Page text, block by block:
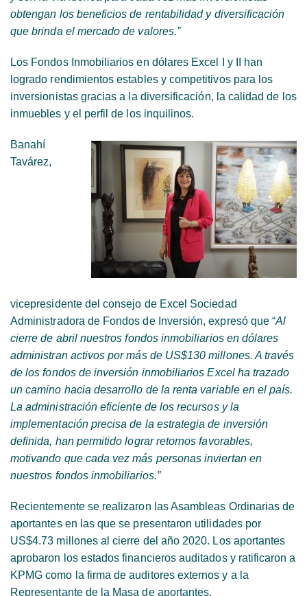
obtengan los beneficios de rentabilidad y diversificación
que brinda el mercado de valores.”
Los Fondos Inmobiliarios en dólares Excel I y II han
logrado rendimientos estables y competitivos para los
inversionistas gracias a la diversificación, la calidad de los
inmuebles y el perfil de los inquilinos.
Banahí
Tavárez,
vicepresidente del consejo de Excel Sociedad
Administradora de Fondos de Inversión, expresó que “Al
cierre de abril nuestros fondos inmobiliarios en dólares
administran activos por más de US$130 millones. A través
de los fondos de inversión inmobiliarios Excel ha trazado
un camino hacia desarrollo de la renta variable en el país.
La administración eficiente de los recursos y la
implementación precisa de la estrategia de inversión
definida, han permitido lograr retornos favorables,
motivando que cada vez más personas inviertan en
nuestros fondos inmobiliarios.”
Recientemente se realizaron las Asambleas Ordinarias de
aportantes en las que se presentaron utilidades por
US$4.73 millones al cierre del año 2020. Los aportantes
aprobaron los estados financieros auditados y ratificaron a
KPMG como la firma de auditores externos y a la
Representante de la Masa de aportantes.